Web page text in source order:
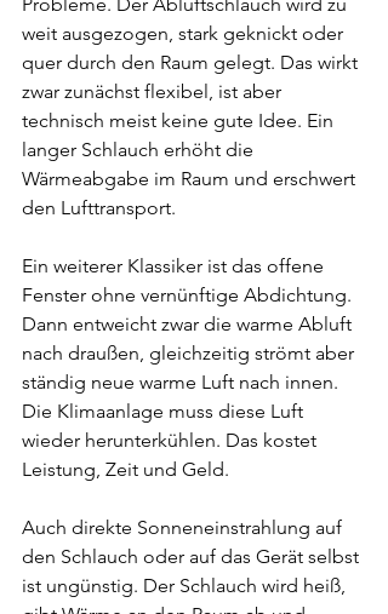
weit ausgezogen, stark geknickt oder
quer durch den Raum gelegt. Das wirkt
zwar zunächst flexibel, ist aber
technisch meist keine gute Idee. Ein
langer Schlauch erhöht die
Wärmeabgabe im Raum und erschwert
den Lufttransport.
Ein weiterer Klassiker ist das offene
Fenster ohne vernünftige Abdichtung.
Dann entweicht zwar die warme Abluft
nach draußen, gleichzeitig strömt aber
ständig neue warme Luft nach innen.
Die Klimaanlage muss diese Luft
wieder herunterkühlen. Das kostet
Leistung, Zeit und Geld.
Auch direkte Sonneneinstrahlung auf
den Schlauch oder auf das Gerät selbst
ist ungünstig. Der Schlauch wird heiß,